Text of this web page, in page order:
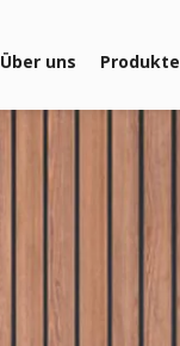
Über uns Produkte